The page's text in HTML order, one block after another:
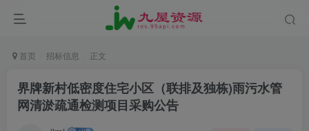
首页 招标信息 正文
界牌新村低密度住宅小区（联排及独栋)雨污水管
网清淤疏通检测项目采购公告